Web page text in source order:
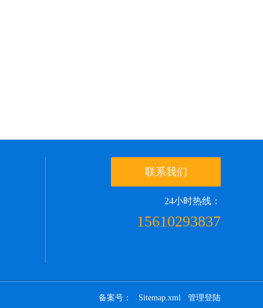
联系我们
24小时热线：
15610293837
备案号： Sitemap.xml 管理登陆